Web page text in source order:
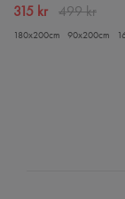
315 kr 499 kr
180x200cm 90x200cm